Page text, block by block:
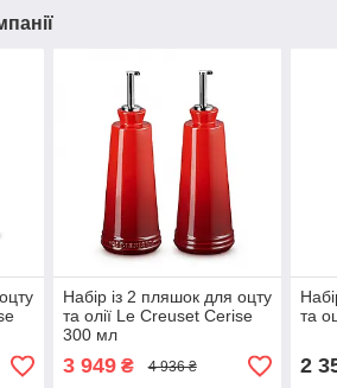
Набір із 2 пляшок для оцту
та олії Le Creuset Cerise
300 мл
3 949₴ 4 936 ₴
та
2